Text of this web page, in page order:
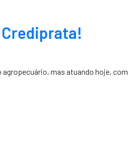
agropecuário, mas atuando hoje, com